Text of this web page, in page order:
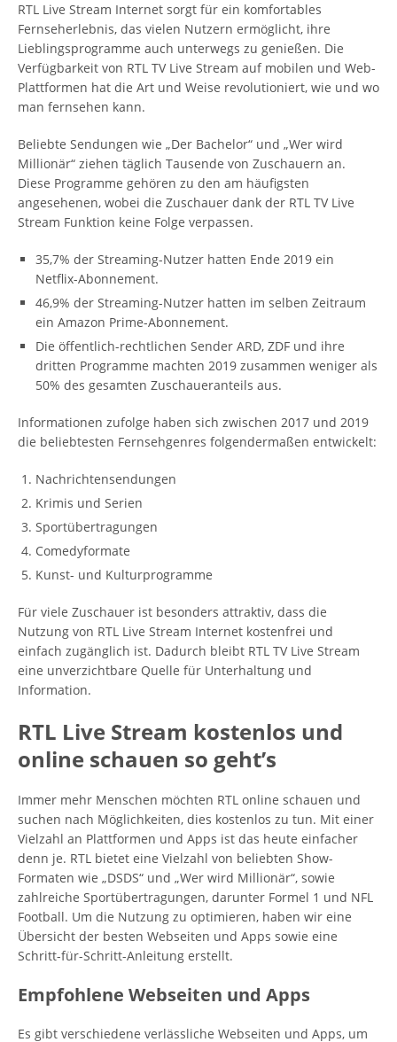
RTL Live Stream Internet sorgt für ein komfortables
Fernseherlebnis, das vielen Nutzern ermöglicht, ihre
Lieblingsprogramme auch unterwegs zu genießen. Die
Verfügbarkeit von RTL TV Live Stream auf mobilen und Web-
Plattformen hat die Art und Weise revolutioniert, wie und wo
man fernsehen kann.
Beliebte Sendungen wie „Der Bachelor“ und „Wer wird
Millionär“ ziehen täglich Tausende von Zuschauern an.
Diese Programme gehören zu den am häufigsten
angesehenen, wobei die Zuschauer dank der RTL TV Live
Stream Funktion keine Folge verpassen.
35,7% der Streaming-Nutzer hatten Ende 2019 ein
Netflix-Abonnement.
46,9% der Streaming-Nutzer hatten im selben Zeitraum
ein Amazon Prime-Abonnement.
Die öffentlich-rechtlichen Sender ARD, ZDF und ihre
dritten Programme machten 2019 zusammen weniger als
50% des gesamten Zuschaueranteils aus.
Informationen zufolge haben sich zwischen 2017 und 2019
die beliebtesten Fernsehgenres folgendermaßen entwickelt:
Nachrichtensendungen
Krimis und Serien
Sportübertragungen
Comedyformate
Kunst- und Kulturprogramme
Für viele Zuschauer ist besonders attraktiv, dass die
Nutzung von RTL Live Stream Internet kostenfrei und
einfach zugänglich ist. Dadurch bleibt RTL TV Live Stream
eine unverzichtbare Quelle für Unterhaltung und
Information.
RTL Live Stream kostenlos und
online schauen so geht’s
Immer mehr Menschen möchten RTL online schauen und
suchen nach Möglichkeiten, dies kostenlos zu tun. Mit einer
Vielzahl an Plattformen und Apps ist das heute einfacher
denn je. RTL bietet eine Vielzahl von beliebten Show-
Formaten wie „DSDS“ und „Wer wird Millionär“, sowie
zahlreiche Sportübertragungen, darunter Formel 1 und NFL
Football. Um die Nutzung zu optimieren, haben wir eine
Übersicht der besten Webseiten und Apps sowie eine
Schritt-für-Schritt-Anleitung erstellt.
Empfohlene Webseiten und Apps
Es gibt verschiedene verlässliche Webseiten und Apps, um